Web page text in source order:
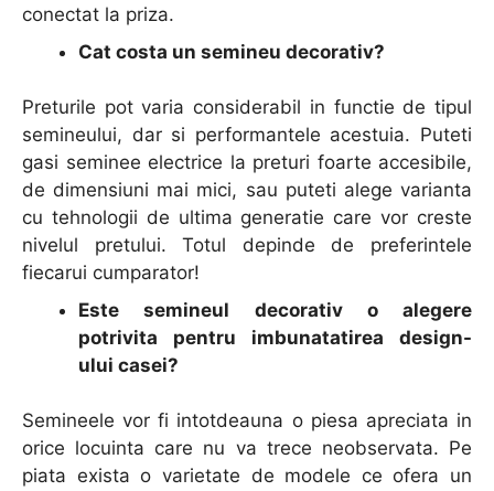
conectat la priza.
Cat costa un semineu decorativ?
Preturile pot varia considerabil in functie de tipul
semineului, dar si performantele acestuia. Puteti
gasi seminee electrice la preturi foarte accesibile,
de dimensiuni mai mici, sau puteti alege varianta
cu tehnologii de ultima generatie care vor creste
nivelul pretului. Totul depinde de preferintele
fiecarui cumparator!
Este semineul decorativ o alegere
potrivita pentru imbunatatirea design-
ului casei?
Semineele vor fi intotdeauna o piesa apreciata in
orice locuinta care nu va trece neobservata. Pe
piata exista o varietate de modele ce ofera un